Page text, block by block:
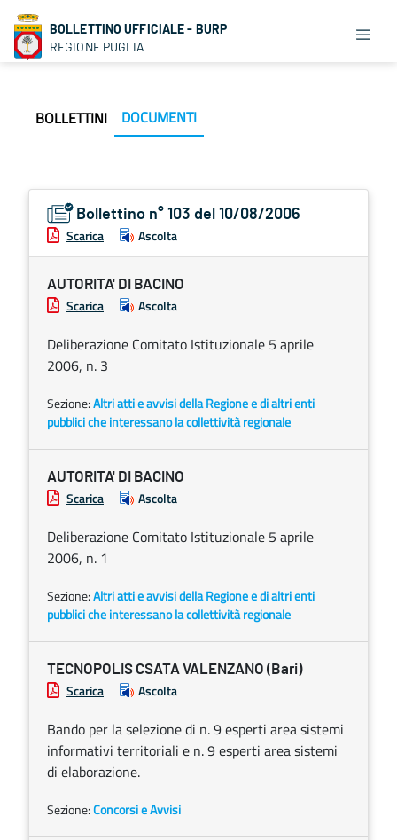
BOLLETTINO UFFICIALE - BURP
REGIONE PUGLIA
BOLLETTINI DOCUMENTI
Bollettino n° 103 del 10/08/2006
Scarica Ascolta
AUTORITA' DI BACINO
Scarica Ascolta
Deliberazione Comitato Istituzionale 5 aprile
2006, n. 3
Sezione:Altri atti e avvisi della Regione e di altri enti
pubblici che interessano la collettività regionale
AUTORITA' DI BACINO
Scarica Ascolta
Deliberazione Comitato Istituzionale 5 aprile
2006, n. 1
Sezione:Altri atti e avvisi della Regione e di altri enti
pubblici che interessano la collettività regionale
TECNOPOLIS CSATA VALENZANO (Bari)
Scarica Ascolta
Bando per la selezione di n. 9 esperti area sistemi
informativi territoriali e n. 9 esperti area sistemi
di elaborazione.
Sezione:Concorsi e Avvisi